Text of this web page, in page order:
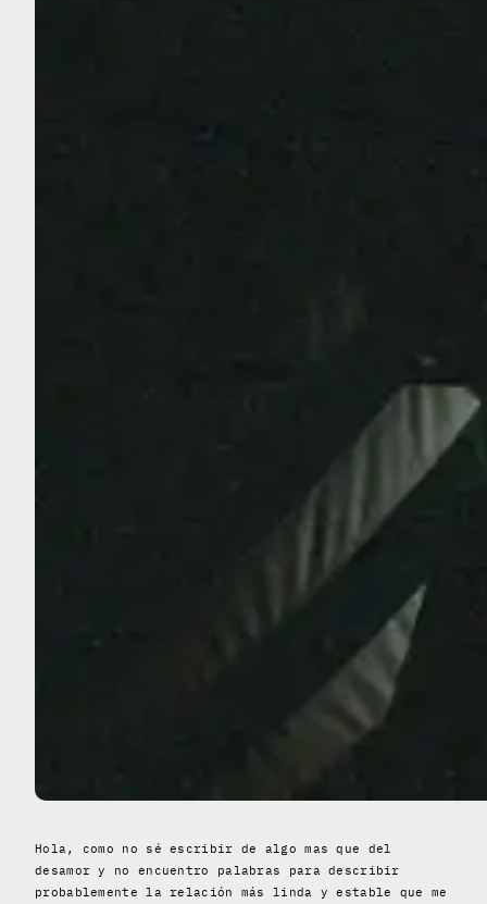
Hola, como no sé escribir de algo mas que del
desamor y no encuentro palabras para describir
probablemente la relación más linda y estable que me